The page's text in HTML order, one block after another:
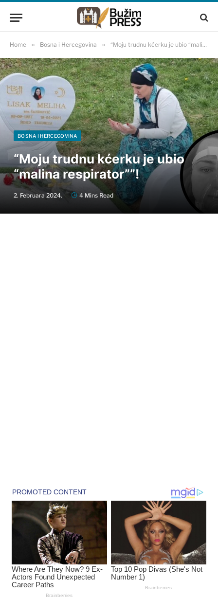
Home » Bosna i Hercegovina » “Moju trudnu kćerku je ubio “malina respirator””!
BOSNA I HERCEGOVINA
“Moju trudnu kćerku je ubio
“malina respirator””!
2. Februara 2024. 4 Mins Read